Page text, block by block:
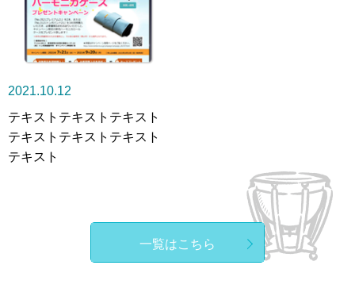
2021.10.12
テキストテキストテキスト
テキストテキストテキスト
テキスト
一覧はこちら